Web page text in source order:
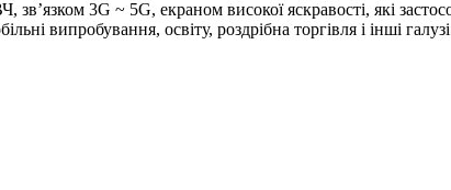
3G ~ 5G, екраном високої яскравості, які
випробування, освіту, роздрібна торгівля і інші